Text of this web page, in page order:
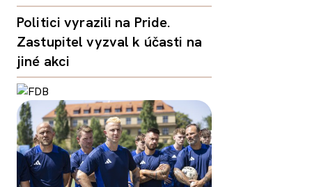
Politici vyrazili na Pride.
Zastupitel vyzval k účasti na
jiné akci